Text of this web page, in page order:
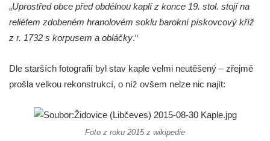
Márnice na hřbitově ve Velešíně
Kostel svatého Ducha v poutním areálu
Římov
hrob
Křížová cesta Římov – XXIV. kaple – Pieta
„Uprostřed obce před obdélnou kaplí z konce 19. stol. stojí na
reliéfem zdobeném hranolovém soklu barokní pískovcový kříž
z r. 1732 s korpusem a obláčky.“
Dle starších fotografií byl stav kaple velmi neutěšený – zřejmě
prošla velkou rekonstrukcí, o níž ovšem nelze nic najít:
Foto z roku 2015 z wikipedie